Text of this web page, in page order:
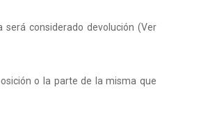
será considerado devolución (Ver
o la parte de la misma que